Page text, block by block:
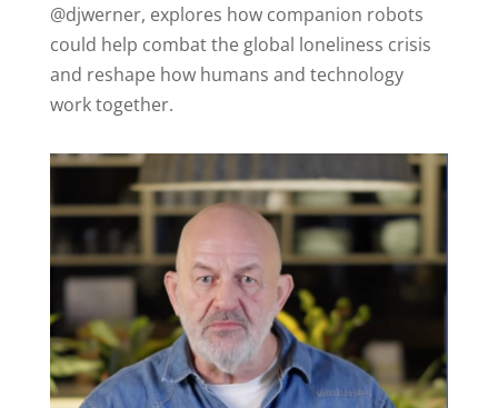
@djwerner, explores how companion robots
could help combat the global loneliness crisis
and reshape how humans and technology
work together.